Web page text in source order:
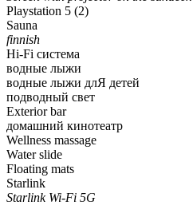
Playstation 5 (2)
Sauna
finnish
Hi-Fi система
водные лыжи
водные лыжи длЯ детей
подводный свет
Exterior bar
домашний кинотеатр
Wellness massage
Water slide
Floating mats
Starlink
Starlink Wi-Fi 5G